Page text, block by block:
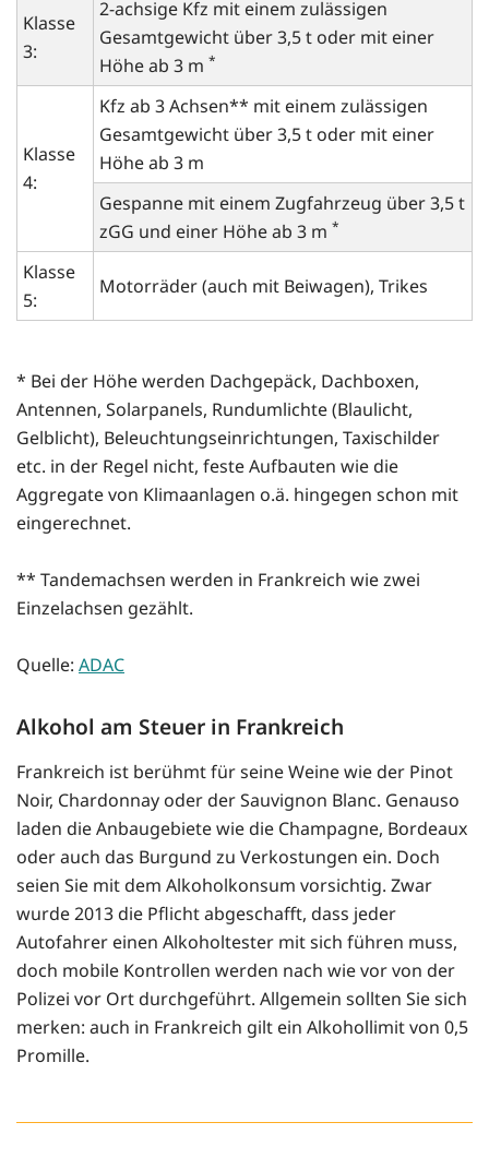
Klasse
3:
2-achsige Kfz mit einem zulässigen
Gesamtgewicht über 3,5 t oder mit einer
Höhe ab 3 m *
Klasse
4:
Kfz ab 3 Achsen** mit einem zulässigen
Gesamtgewicht über 3,5 t oder mit einer
Höhe ab 3 m
Gespanne mit einem Zugfahrzeug über 3,5 t
zGG und einer Höhe ab 3 m *
Klasse
5:
Motorräder (auch mit Beiwagen), Trikes
* Bei der Höhe werden Dachgepäck, Dachboxen,
Antennen, Solarpanels, Rundumlichte (Blaulicht,
Gelblicht), Beleuchtungseinrichtungen, Taxischilder
etc. in der Regel nicht, feste Aufbauten wie die
Aggregate von Klimaanlagen o.ä. hingegen schon mit
eingerechnet.
** Tandemachsen werden in Frankreich wie zwei
Einzelachsen gezählt.
Quelle: ADAC
Alkohol am Steuer in Frankreich
Frankreich ist berühmt für seine Weine wie der Pinot
Noir, Chardonnay oder der Sauvignon Blanc. Genauso
laden die Anbaugebiete wie die Champagne, Bordeaux
oder auch das Burgund zu Verkostungen ein. Doch
seien Sie mit dem Alkoholkonsum vorsichtig. Zwar
wurde 2013 die Pflicht abgeschafft, dass jeder
Autofahrer einen Alkoholtester mit sich führen muss,
doch mobile Kontrollen werden nach wie vor von der
Polizei vor Ort durchgeführt. Allgemein sollten Sie sich
merken: auch in Frankreich gilt ein Alkohollimit von 0,5
Promille.